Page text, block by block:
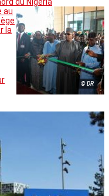
© DR
au
la